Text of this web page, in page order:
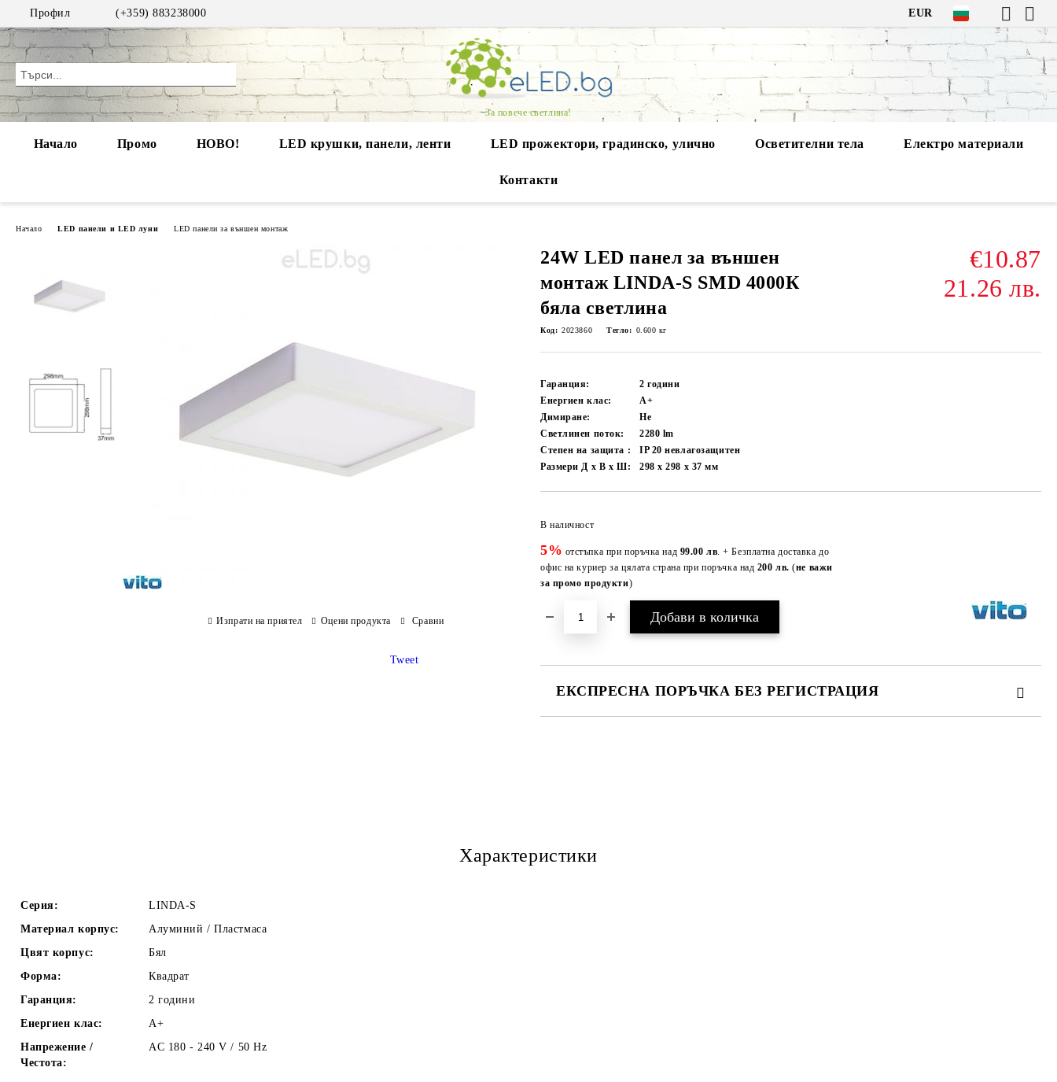
Профил (+359) 883238000 EUR
За повече светлина!
Начало Промо НОВО! LED крушки, панели, ленти LED прожектори, градинско, улично Осветителни тела Електро материали
Контакти
Начало LED панели и LED луни LED панели за външен монтаж
24W LED панел за външен
монтаж LINDA-S SMD 4000К
бяла светлина
€10.87
21.26 лв.
Код: 2023860 Тегло: 0.600 кг
Гаранция:
2 години
Енергиен клас:
A+
Димиране:
Не
Светлинен поток:
2280 lm
Степен на защита :
IP 20 невлагозащитен
Размери Д х В х Ш:
298 x 298 х 37мм
В наличност
5% отстъпка при поръчка над 99.00 лв. + Безплатна доставка до
офис на куриер за цялата страна при поръчка над 200 лв.(не важи
за промо продукти)
ЕКСПРЕСНА ПОРЪЧКА БЕЗ РЕГИСТРАЦИЯ
Изпрати на приятел Оцени продукта Сравни
Tweet
Характеристики
Серия:
LINDA-S
Материал корпус:
Алуминий / Пластмаса
Цвят корпус:
Бял
Форма:
Квадрат
Гаранция:
2 години
Енергиен клас:
A+
Напрежение /
Честота:
AC 180 - 240 V / 50 Hz